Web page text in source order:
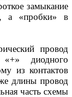
замыкание
а «пробки» в
провод
диодного
из контактов
длины провод
часть схемы